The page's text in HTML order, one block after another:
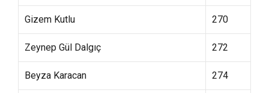
Gizem Kutlu 270
Zeynep Gül Dalgıç 272
Beyza Karacan 274